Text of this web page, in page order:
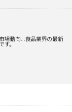
場動向…食品業界の最新
。